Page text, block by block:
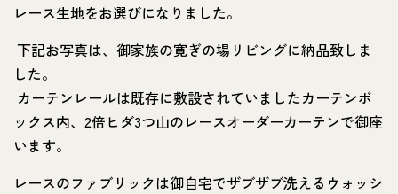
レース生地をお選びになりました。
下記お写真は、御家族の寛ぎの場リビングに納品致しま
した。
カーテンレールは既存に敷設されていましたカーテンボ
ックス内、2倍ヒダ3つ山のレースオーダーカーテンで御座
います。
レースのファブリックは御自宅でザブザブ洗えるウォッシ